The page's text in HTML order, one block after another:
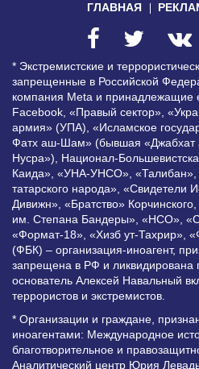
ГЛАВНАЯ
* Экстремистские и
запрещенные в Российской
компания Meta и принадлежащие
Facebook, «Правый сектор»,
армия» (УПА), «Исламское
Фатх аш-Шам» (бывшая «Джабхат
Нусра»), Национал-
Каида», «УНА-УНСО», «Талибан»,
татарского народа», «Свидетели
Дивижн», «Братство»
им. Степана Бандеры», «НСО»,
«Формат-18», «Хизб ут-Тахрир»,
(ФБК) – организация-иноагент,
запрещена в РФ и
основатель Алексей Навальный
террористов и экстремистов.
* Организации и граждане,
иноагентами: Международное
благотворительное и
Аналитический центр Юрия